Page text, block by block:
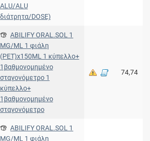
ALU/ALU
διάτρητα/DOSE)
ABILIFY ORAL.SOL 1
MG/ML 1 φιάλη
(PET)x150ML 1 κύπελλο+
1βαθμονομημένο
σταγονόμετρο 1
κύπελλο+
1βαθμονομημένο
σταγονόμετρο
74,74
ABILIFY ORAL.SOL 1
MG/ML 1 φιάλη